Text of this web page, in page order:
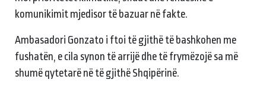
komunikimit mjedisor të bazuar në fakte.
Ambasadori Gonzato i ftoi të gjithë të bashkohen me
fushatën, e cila synon të arrijë dhe të frymëzojë sa më
shumë qytetarë në të gjithë Shqipërinë.